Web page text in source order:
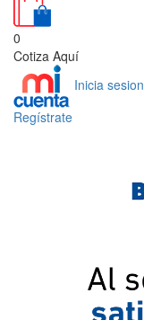
0
Cotiza Aquí
Inicia sesion
Regístrate